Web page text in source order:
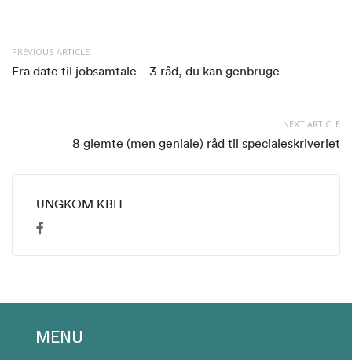
PREVIOUS ARTICLE
Fra date til jobsamtale – 3 råd, du kan genbruge
NEXT ARTICLE
8 glemte (men geniale) råd til specialeskriveriet
UNGKOM KBH
MENU